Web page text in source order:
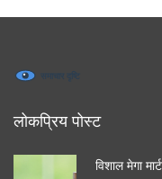
लोकप्रिय पोस्ट
विशाल मेगा